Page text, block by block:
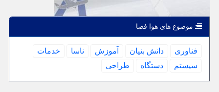
موضوع های هوا فضا
فناوری دانش بنیان آموزش ناسا
خدمات
سیستم
دستگاه طراحی